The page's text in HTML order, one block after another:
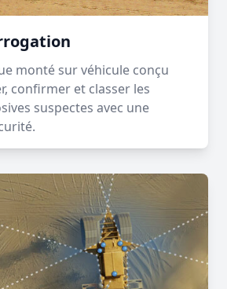
monté sur véhicule conçu
confirmer et classer les
suspectes avec une